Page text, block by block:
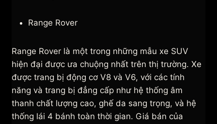
Range Rover
Range Rover là một trong những mẫu xe SUV
hiện đại được ưa chuộng nhất trên thị trường. Xe
được trang bị động cơ V8 và V6, với các tính
năng và trang bị đẳng cấp như hệ thống âm
thanh chất lượng cao, ghế da sang trọng, và hệ
thống lái 4 bánh toàn thời gian. Giá bán của